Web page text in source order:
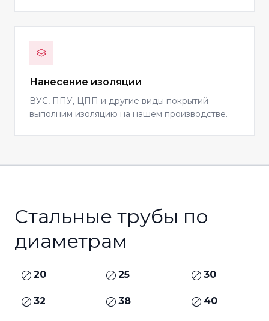
Нанесение изоляции
ВУС, ППУ, ЦПП и другие виды покрытий —
выполним изоляцию на нашем производстве.
Стальные трубы по
диаметрам
20 25 30
32 38 40